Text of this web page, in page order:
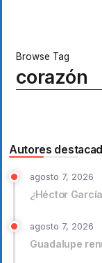
Browse Tag
corazón
Autores
agosto 7, 2026
¿Héctor
agosto 7, 2026
Guadalupe